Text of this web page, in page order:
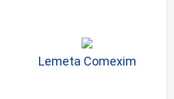
Lemeta Comexim